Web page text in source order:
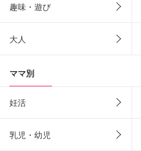
趣味・遊び
大人
ママ別
妊活
乳児・幼児